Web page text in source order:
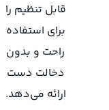
قابل تنظیم را
برای استفاده
راحت و بدون
دخالت دست
ارائه می‌دهد.